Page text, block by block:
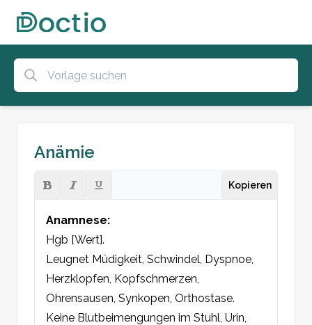
Anämie
Kopieren
Anamnese:
Hgb [Wert].
Leugnet Müdigkeit, Schwindel, Dyspnoe,
Herzklopfen, Kopfschmerzen,
Ohrensausen, Synkopen, Orthostase.
Keine Blutbeimengungen im Stuhl, Urin,